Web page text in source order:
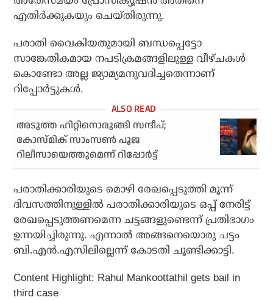
എതിർക്കുകയും ചെയ്തിരുന്നു.
പരാതി വൈകിയതുമായി ബന്ധപ്പെട്ടോ
സാങ്കേതികമായ നപടിക്രമങ്ങളിലുള്ള വീഴ്ചകൾ
കൊണ്ടോ അല്ല ജ്യാമ്യമനുവദിച്ചതെന്നാണ്
റിപ്പോർട്ടുകൾ.
അടുത്ത ഹിറ്റിനൊരുങ്ങി സന്ദീപ്;
കോസ്മിക് സാംസണ്‍ പൂജ
റിലീസായെത്തുമെന്ന് റിപ്പോര്‍ട്ട്
പരാതിക്കാരിയുടെ മൊഴി രേഖപ്പെടുത്തി മൂന്ന്
ദിവസത്തിനുള്ളിൽ പരാതിക്കാരിയുടെ ഒപ്പ് നേരിട്ട്
രേഖപ്പെടുത്തണമെന്ന ചട്ടങ്ങളുണ്ടെന്ന് പ്രതിഭാഗം
ഉന്നയിച്ചിരുന്നു. എന്നാൽ അങ്ങനെയൊരു ചട്ടം
ബി.എൻ.എസിലില്ലെന്ന് കോടതി ചൂണ്ടിക്കാട്ടി.
Content Highlight: Rahul Mankoottathil gets bail in
third case